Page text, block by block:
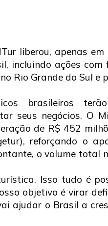
liberou, apenas
incluindo ações com
Rio Grande do Sul e
brasileiros
seus negócios. O
de R$ 452
reforçando o
o volume total
Isso tudo é
objetivo é virar
ajudar o Brasil a